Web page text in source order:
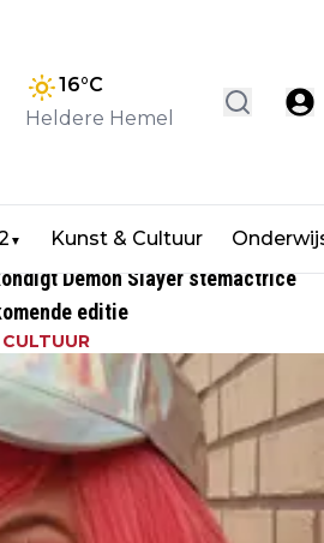
16°C
Heldere Hemel
▼ Kunst & Cultuur
Demon Slayer stemactrice
editie